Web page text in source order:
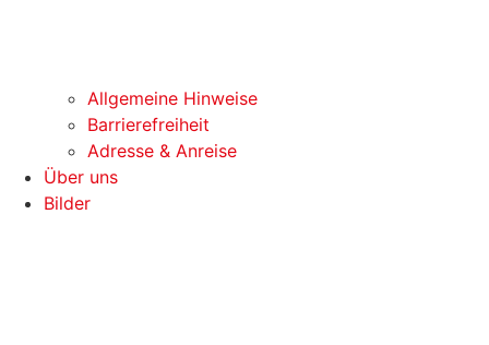
Allgemeine Hinweise
Barrierefreiheit
Adresse & Anreise
Über uns
Bilder